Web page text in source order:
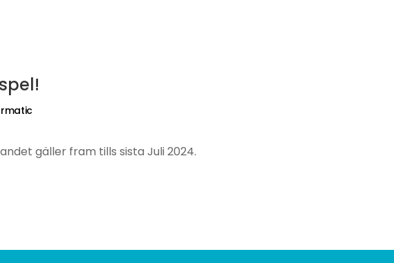
gäller fram tills sista Juli 2024.